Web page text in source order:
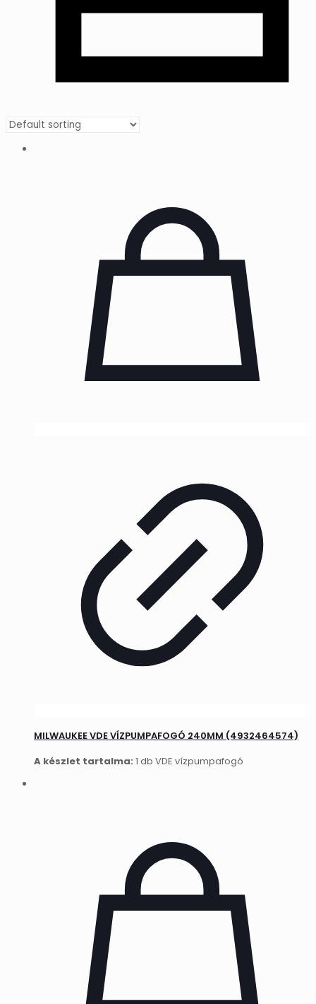
MILWAUKEE VDE VÍZPUMPAFOGÓ 240MM (4932464574)
A készlet tartalma: 1 db VDE vízpumpafogó